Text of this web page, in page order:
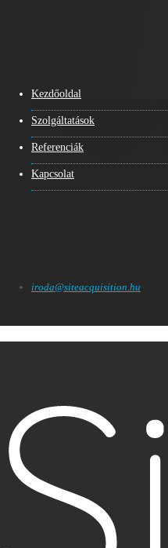
Kezdőoldal
Szolgáltatások
Referenciák
Kapcsolat
iroda@siteacquisition.hu